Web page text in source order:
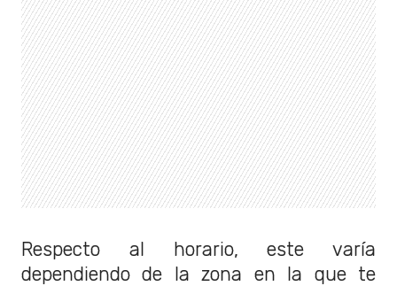
Respecto al horario, este varía
dependiendo de la zona en la que te